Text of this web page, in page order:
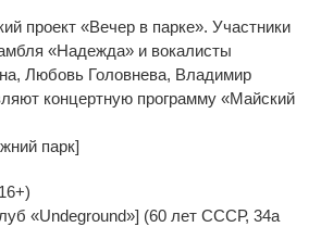
проект «Вечер в парке». Участники
«Надежда» и вокалисты
Любовь Головнева, Владимир
концертную программу «Майский
парк]
«Undeground»] (60 лет СССР, 34а